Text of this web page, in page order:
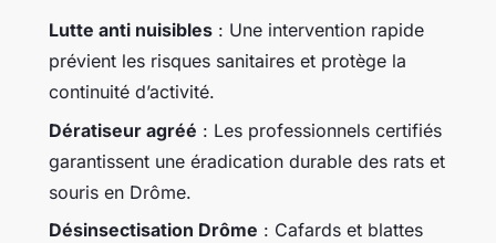
Lutte anti nuisibles : Une intervention rapide
prévient les risques sanitaires et protège la
continuité d’activité.
Dératiseur agréé : Les professionnels certifiés
garantissent une éradication durable des rats et
souris en Drôme.
Désinsectisation Drôme : Cafards et blattes